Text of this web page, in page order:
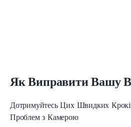
Як Виправити Вашу
Дотримуйтесь Цих Швидких
Проблем з Камерою